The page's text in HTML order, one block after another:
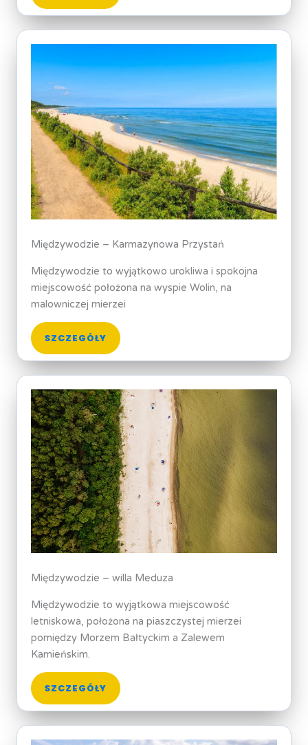
Międzywodzie – Karmazynowa Przystań
Międzywodzie to wyjątkowo urokliwa i spokojna
miejscowość położona na wyspie Wolin, na
malowniczej mierzei
SZCZEGÓŁY
Międzywodzie – willa Meduza
Międzywodzie to wyjątkowa miejscowość
letniskowa, położona na piaszczystej mierzei
pomiędzy Morzem Bałtyckim a Zalewem
Kamieńskim.
SZCZEGÓŁY